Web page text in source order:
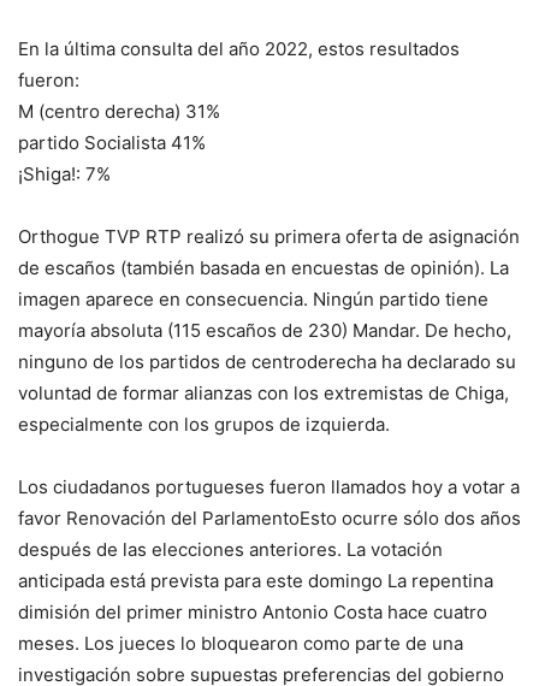
En la última consulta del año 2022, estos resultados
fueron:
M (centro derecha) 31%
partido Socialista 41%
¡Shiga!: 7%
Orthogue TVP RTP realizó su primera oferta de asignación
de escaños (también basada en encuestas de opinión). La
imagen aparece en consecuencia. Ningún partido tiene
mayoría absoluta (115 escaños de 230) Mandar. De hecho,
ninguno de los partidos de centroderecha ha declarado su
voluntad de formar alianzas con los extremistas de Chiga,
especialmente con los grupos de izquierda.
Los ciudadanos portugueses fueron llamados hoy a votar a
favor Renovación del ParlamentoEsto ocurre sólo dos años
después de las elecciones anteriores. La votación
anticipada está prevista para este domingo La repentina
dimisión del primer ministro Antonio Costa hace cuatro
meses. Los jueces lo bloquearon como parte de una
investigación sobre supuestas preferencias del gobierno